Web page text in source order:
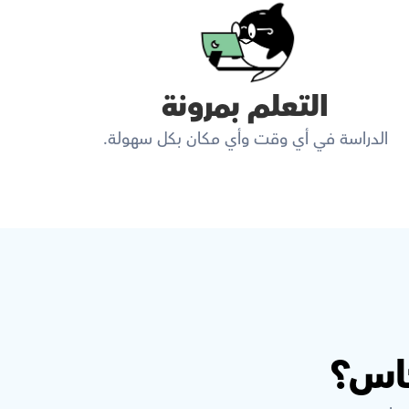
التعلم بمرونة
الدراسة في أي وقت وأي مكان بكل سهولة.